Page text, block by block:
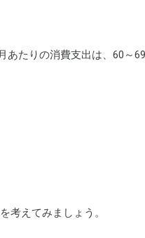
あたりの消費支出は、60～
考えてみましょう。